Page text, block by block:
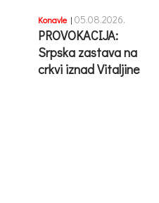
Konavle | 05.08.2026.
PROVOKACIJA:
Srpska zastava na
crkvi iznad Vitaljine